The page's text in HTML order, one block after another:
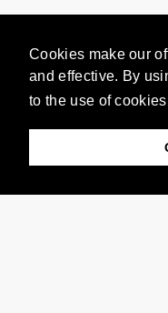
Cookies make our
and effective. By
to the use of